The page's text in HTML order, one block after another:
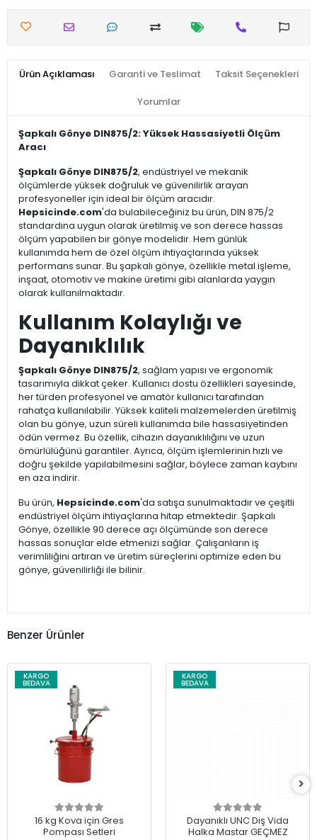
Ürün Açıklaması Garanti ve Teslimat Taksit Seçenekleri
Yorumlar
Şapkalı Gönye DIN875/2: Yüksek Hassasiyetli Ölçüm
Aracı
Şapkalı Gönye DIN875/2, endüstriyel ve mekanik
ölçümlerde yüksek doğruluk ve güvenilirlik arayan
profesyoneller için ideal bir ölçüm aracıdır.
Hepsicinde.com'da bulabileceğiniz bu ürün, DIN 875/2
standardına uygun olarak üretilmiş ve son derece hassas
ölçüm yapabilen bir gönye modelidir. Hem günlük
kullanımda hem de özel ölçüm ihtiyaçlarında yüksek
performans sunar. Bu şapkalı gönye, özellikle metal işleme,
inşaat, otomotiv ve makine üretimi gibi alanlarda yaygın
olarak kullanılmaktadır.
Kullanım Kolaylığı ve
Dayanıklılık
Şapkalı Gönye DIN875/2, sağlam yapısı ve ergonomik
tasarımıyla dikkat çeker. Kullanıcı dostu özellikleri sayesinde,
her türden profesyonel ve amatör kullanıcı tarafından
rahatça kullanılabilir. Yüksek kaliteli malzemelerden üretilmiş
olan bu gönye, uzun süreli kullanımda bile hassasiyetinden
ödün vermez. Bu özellik, cihazın dayanıklılığını ve uzun
ömürlülüğünü garantiler. Ayrıca, ölçüm işlemlerinin hızlı ve
doğru şekilde yapılabilmesini sağlar, böylece zaman kaybını
en aza indirir.
Bu ürün, Hepsicinde.com'da satışa sunulmaktadır ve çeşitli
endüstriyel ölçüm ihtiyaçlarına hitap etmektedir. Şapkalı
Gönye, özellikle 90 derece açı ölçümünde son derece
hassas sonuçlar elde etmenizi sağlar. Çalışanların iş
verimliliğini artıran ve üretim süreçlerini optimize eden bu
gönye, güvenilirliği ile bilinir.
Benzer Ürünler
KARGO
BEDAVA
16 kg Kova için Gres
Pompası Setleri
KARGO
BEDAVA
Dayanıklı UNC Diş Vida
Halka Mastar GEÇMEZ